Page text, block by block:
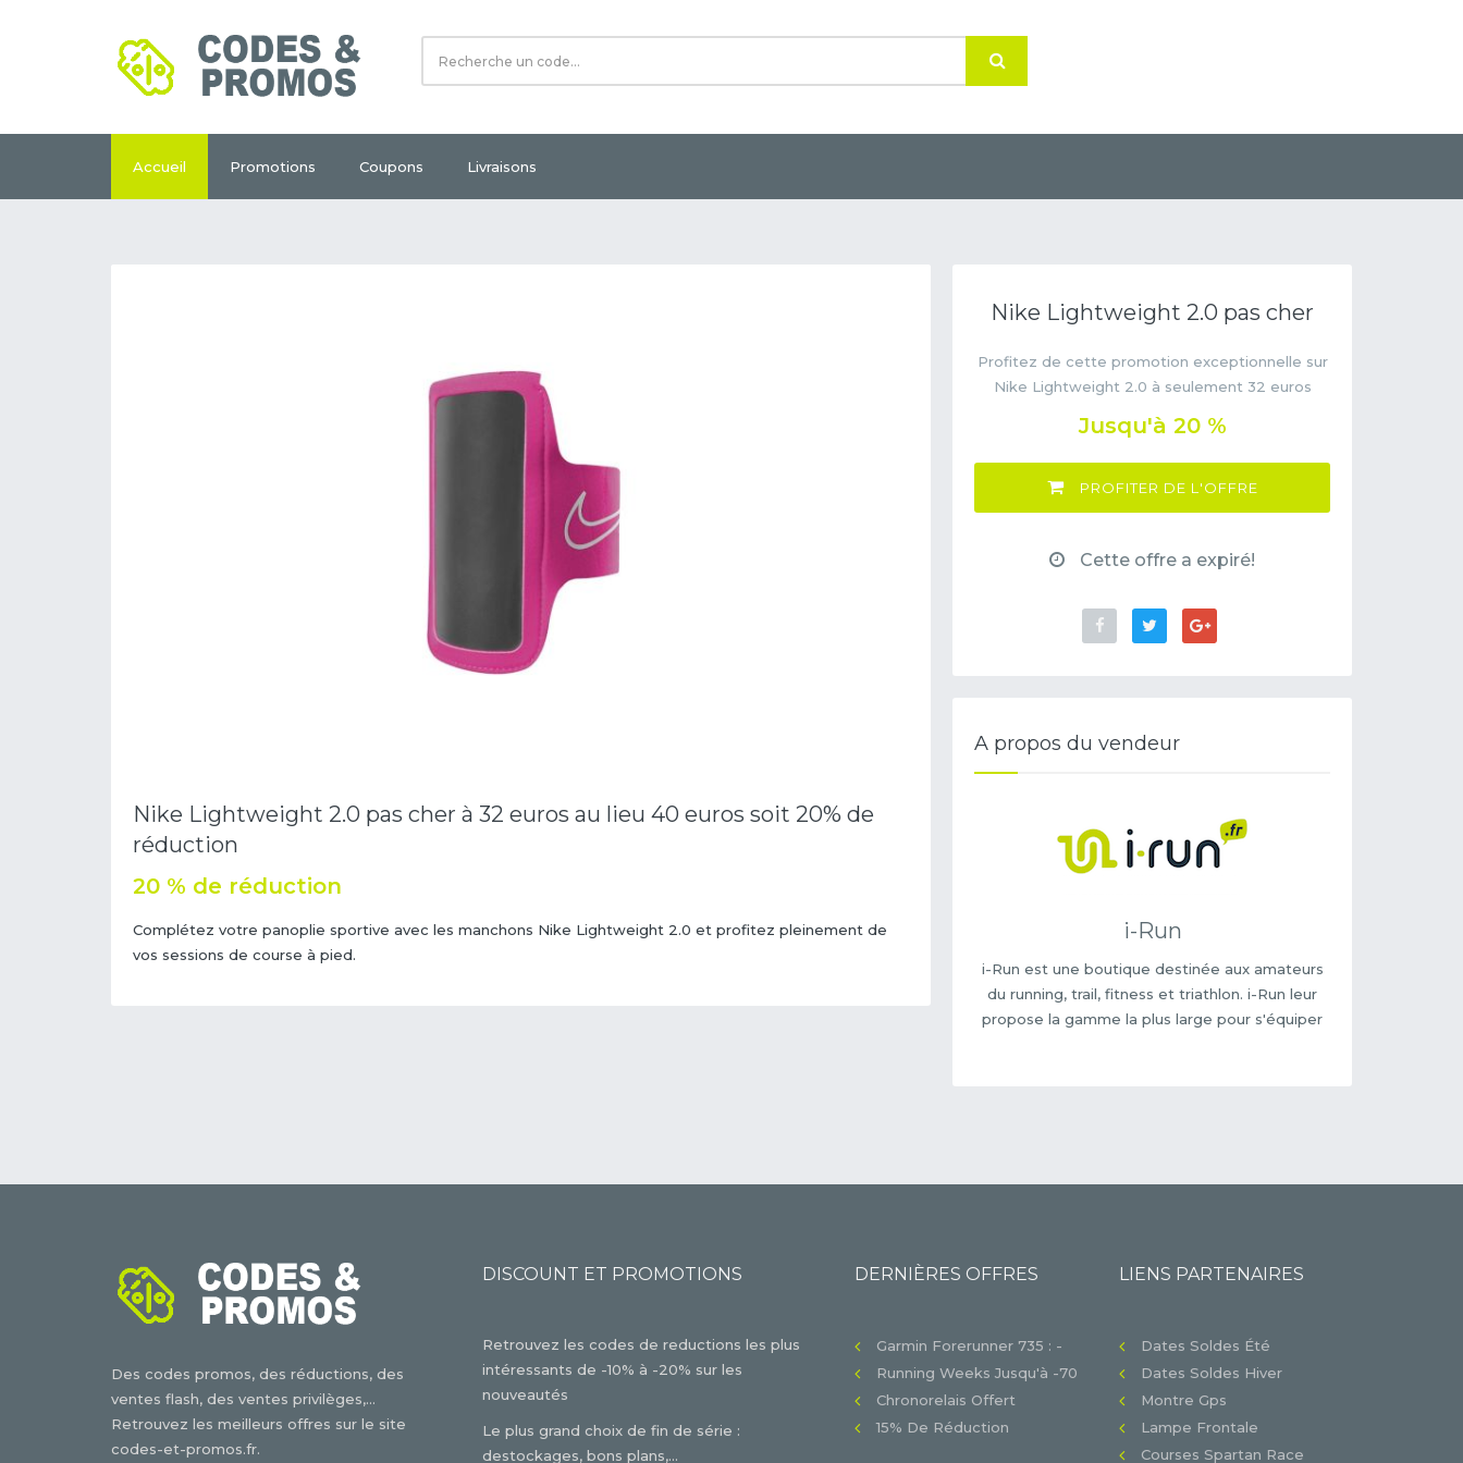
Accueil Promotions Coupons Livraisons
Nike Lightweight 2.0 pas cher à 32 euros au lieu 40 euros soit 20% de
réduction
20 % de réduction
Complétez votre panoplie sportive avec les manchons Nike Lightweight 2.0 et profitez pleinement de
vos sessions de course à pied.
Nike Lightweight 2.0 pas cher
Profitez de cette promotion exceptionnelle sur
Nike Lightweight 2.0 à seulement 32 euros
Jusqu'à 20 %
PROFITER DE L'OFFRE
Cette offre a expiré!
A propos du vendeur
i-Run
i-Run est une boutique destinée aux amateurs
du running, trail, fitness et triathlon. i-Run leur
propose la gamme la plus large pour s'équiper
Des codes promos, des réductions, des
ventes flash, des ventes privilèges,...
Retrouvez les meilleurs offres sur le site
codes-et-promos.fr.
DISCOUNT ET PROMOTIONS
Retrouvez les codes de reductions les plus
intéressants de -10% à -20% sur les
nouveautés
Le plus grand choix de fin de série :
destockages, bons plans,...
DERNIÈRES OFFRES
Garmin Forerunner 735 : -
Running Weeks Jusqu'à -70
Chronorelais Offert
15% De Réduction
LIENS PARTENAIRES
Dates Soldes Été
Dates Soldes Hiver
Montre Gps
Lampe Frontale
Courses Spartan Race